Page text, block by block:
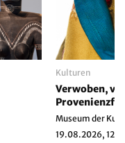
Kulturen
Verwoben,
Führung
Museum der
19.08.2026,